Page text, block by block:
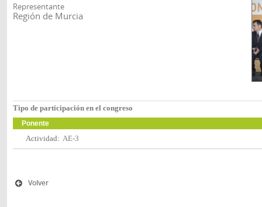
Representante
Región de Murcia
Tipo de participación en el congreso
Ponente
Actividad: AE-3
Volver